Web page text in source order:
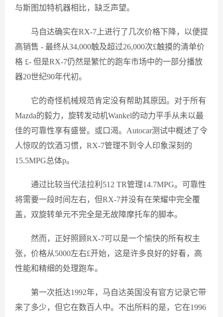
与斯图加特机器相比，缺乏声望。
马自达确实在RX-7上进行了几次价格下降，以便提
高销售 - 最终从34,000触及超过26,000次£触摸的清单价
格 £- 但是RX-7仍然是繁忙的跑车市场中的一部分播放
器20世纪90年代初。
它的奇怪机械规范肯定没有帮助其原因。对于所有
Mazda的毅力，旋转发动机Wankel的动力平手从未以最
佳的可靠性享有盛誉。或口渴。Autocar测试中概述了令
人惊叹的饮酒习惯，RX-7管理不到令人印象深刻的
15.5MPG总体p。
通过比较当代法拉利512 TR管理14.7MPG。可靠性
将需要一段时间左右，但RX-7并没有在荣耀中完全覆
盖，双旋转单元不完全是无故障摩托车的脚本。
然而，正好照顾RX-7可以是一个愉快的所有权主
张，价格从5000左右£开始，这是许多良好的好看，高
性能和精细的处理跑车。
第一次抵达1992年，马自达英国没有官方记录它带
来了多少，但它在数百人中。不出所料的是，它在1996